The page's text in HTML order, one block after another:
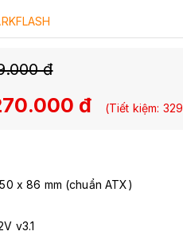
đ
đ (Tiết kiệm:
x 86 mm (chuẩn ATX)
v3.1